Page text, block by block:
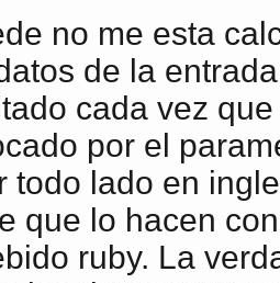
th>
width="110px">VALOR
center" width="150px"></
th>
center"
center" width="150px"></
no me esta
de la
cada vez
por el
todo lado en
que lo hacen
ruby. La